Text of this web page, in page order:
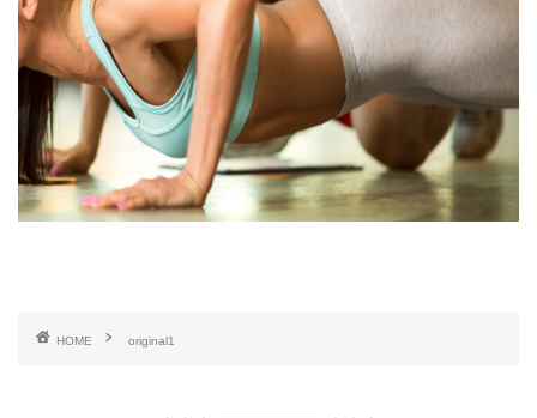
HOME original1